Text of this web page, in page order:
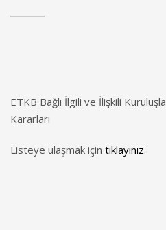
ETKB Bağlı İlgili ve İlişkili
Kararları
Listeye ulaşmak için tıklayınız.